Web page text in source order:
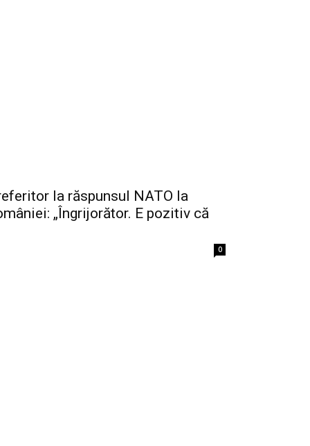
la răspunsul NATO la
„Îngrijorător. E pozitiv că
0